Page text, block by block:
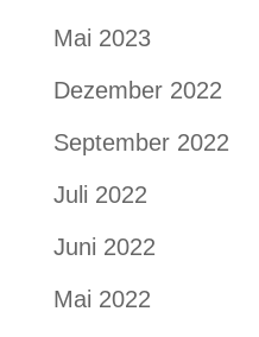
Mai 2023
Dezember 2022
September 2022
Juli 2022
Juni 2022
Mai 2022